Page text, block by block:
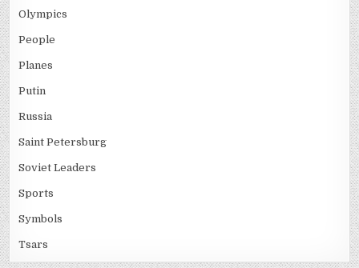
Olympics
People
Planes
Putin
Russia
Saint Petersburg
Soviet Leaders
Sports
Symbols
Tsars